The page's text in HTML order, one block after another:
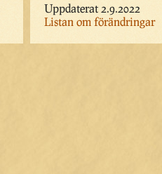
Uppdaterat 2.9.2022
Listan om förändringar